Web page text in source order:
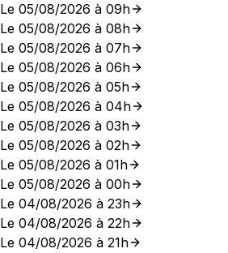
Le 05/08/2026 à 09h
Le 05/08/2026 à 08h
Le 05/08/2026 à 07h
Le 05/08/2026 à 06h
Le 05/08/2026 à 05h
Le 05/08/2026 à 04h
Le 05/08/2026 à 03h
Le 05/08/2026 à 02h
Le 05/08/2026 à 01h
Le 05/08/2026 à 00h
Le 04/08/2026 à 23h
Le 04/08/2026 à 22h
Le 04/08/2026 à 21h